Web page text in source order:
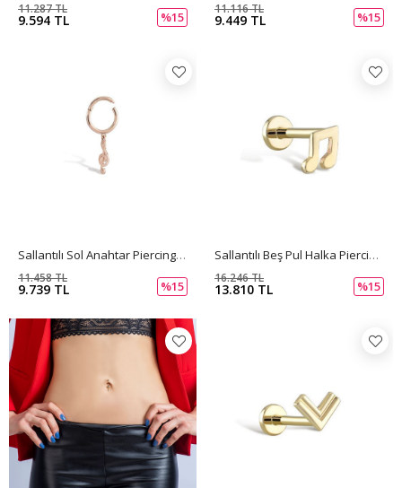
9.594 TL
11.287 TL
%15 9.449 TL
11.116 TL
%15
Sallantılı Sol Anahtar Piercing PI0094
9.739 TL
11.458 TL
%15
Sallantılı Beş Pul Halka Piercing PI0093
13.810 TL
16.246 TL
%15